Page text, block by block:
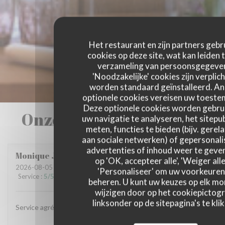
Het restaurant en zijn partners
cookies op deze site, wat kan leiden
verzameling van
'Noodzakelijke' cookies zijn
worden standaard geïnstalleerd.
optionele cookies vereisen uw
Deze optionele cookies worden
uw navigatie te analyseren, het
meten, functies te bieden (bijv.
aan sociale netwerken) of
advertenties of inhoud weer te
op 'OK, accepteer alle', 'Weiger
'Personaliseer' om uw
beheren. U kunt uw keuzes op elk
wijzigen door op het
linksonder op de sitepagina's te
Onze gastbeoordelingen
Monique J
2026-08-05 - 12:00 - Gasten 3
Service : 5/5 : /5 Keuken:5/5 Kwaliteit / Prijs: 5/5
Service agréable et souriant, excellent repas